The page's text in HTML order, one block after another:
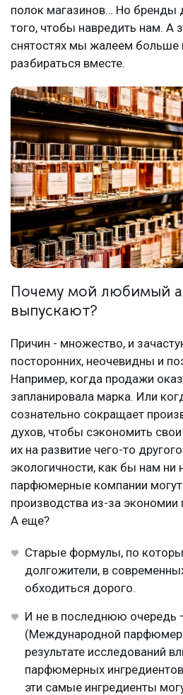
полок магазинов… Но бренды
того, чтобы навредить нам. А
снятостях мы жалеем больше
разбираться вместе.
Почему мой любимый
выпускают?
Причин - множество, и
посторонних, неочевидны и
Например, когда продажи
запланировала марка. Или
сознательно сокращает
духов, чтобы сэкономить
их на развитие чего-то
экологичности, как бы нам ни
парфюмерные компании
производства из-за экономии
А еще?
Старые формулы, по
долгожители, в
обходиться дорого.
И не в последнюю очередь
(Международной
результате исследований
парфюмерных
эти самые ингредиенты